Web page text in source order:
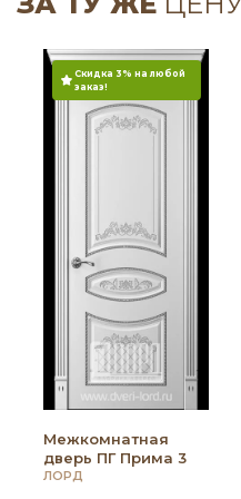
Скидка 3% на любой
заказ!
Межкомнатная
дверь ПГ Прима 3
ЛОРД